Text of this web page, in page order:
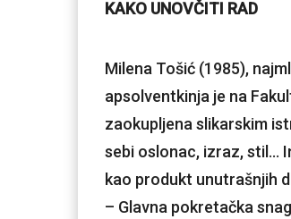
KAKO UNOVČITI RAD
Milena Tošić (1985),
apsolventkinja je na
zaokupljena slikarskim
sebi oslonac, izraz, stil…
kao produkt unutrašnjih
– Glavna pokretačka